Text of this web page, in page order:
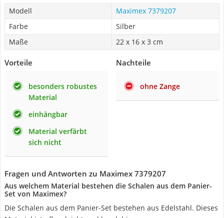
Modell
Maximex 7379207
Farbe
Silber
Maße
22 x 16 x 3 cm
Vorteile
besonders robustes
Material
einhängbar
Material verfärbt
sich nicht
Nachteile
ohne Zange
Fragen und Antworten zu Maximex 7379207
Aus welchem Material bestehen die Schalen aus dem Panier-
Set von Maximex?
Die Schalen aus dem Panier-Set bestehen aus Edelstahl. Dieses